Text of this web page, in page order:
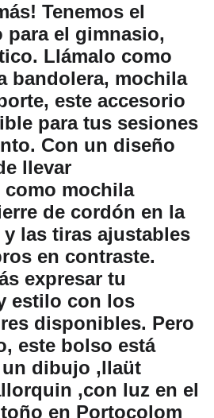
Tenemos el
para el gimnasio,
Llámalo como
bandolera, mochila
este accesorio
para tus sesiones
Con un diseño
llevar
como mochila
de cordón en la
las tiras ajustables
en contraste.
expresar tu
estilo con los
disponibles. Pero
este bolso está
dibujo ,llaüt
,con luz en el
en Portocolom